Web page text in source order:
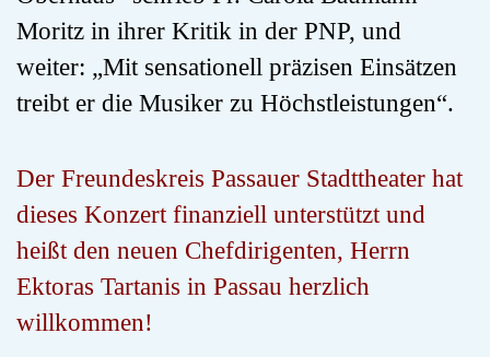
Moritz in ihrer Kritik in der PNP, und
weiter: „Mit sensationell präzisen Einsätzen
treibt er die Musiker zu Höchstleistungen“.
Der Freundeskreis Passauer Stadttheater hat
dieses Konzert finanziell unterstützt und
heißt den neuen Chefdirigenten, Herrn
Ektoras Tartanis in Passau herzlich
willkommen!